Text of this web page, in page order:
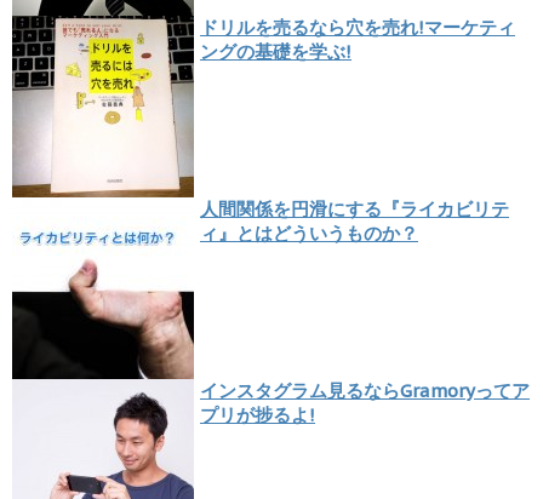
ドリルを売るなら穴を売れ!マーケティ
ングの基礎を学ぶ!
人間関係を円滑にする『ライカビリテ
ィ』とはどういうものか？
インスタグラム見るならGramoryってア
プリが捗るよ!